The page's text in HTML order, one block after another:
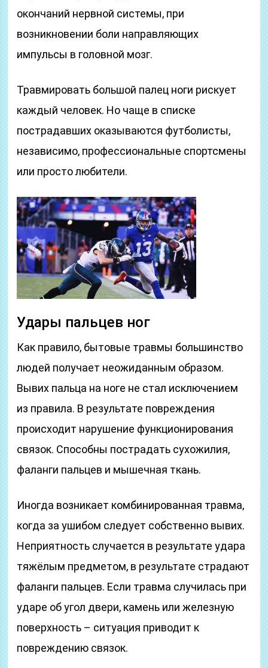
окончаний нервной системы, при
возникновении боли направляющих
импульсы в головной мозг.
Травмировать большой палец ноги рискует
каждый человек. Но чаще в списке
пострадавших оказываются футболисты,
независимо, профессиональные спортсмены
или просто любители.
Удары пальцев ног
Как правило, бытовые травмы большинство
людей получает неожиданным образом.
Вывих пальца на ноге не стал исключением
из правила. В результате повреждения
происходит нарушение функционирования
связок. Способны пострадать сухожилия,
фаланги пальцев и мышечная ткань.
Иногда возникает комбинированная травма,
когда за ушибом следует собственно вывих.
Неприятность случается в результате удара
тяжёлым предметом, в результате страдают
фаланги пальцев. Если травма случилась при
ударе об угол двери, камень или железную
поверхность – ситуация приводит к
повреждению связок.